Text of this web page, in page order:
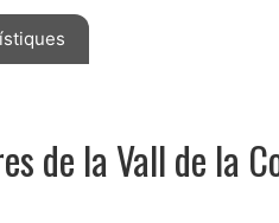
de la Vall de la